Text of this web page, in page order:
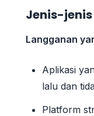
Jenis-
Langganan
Aplikasi
lalu dan
Platform